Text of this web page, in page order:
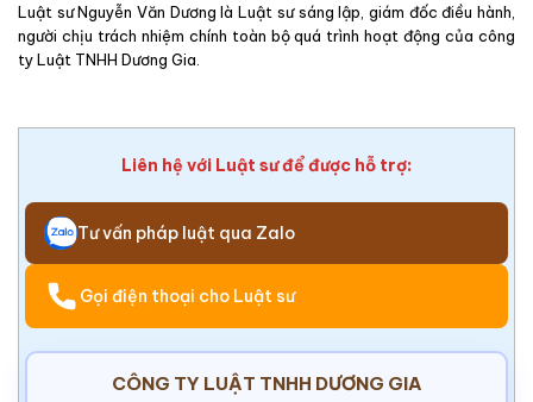
Luật sư Nguyễn Văn Dương là Luật sư sáng lập, giám đốc điều hành,
người chịu trách nhiệm chính toàn bộ quá trình hoạt động của công
ty Luật TNHH Dương Gia.
Liên hệ với Luật sư để được hỗ trợ:
Tư vấn pháp luật qua Zalo
Gọi điện thoại cho Luật sư
CÔNG TY LUẬT TNHH DƯƠNG GIA